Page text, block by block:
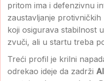
pritom ima i defenzivnu
zaustavljanje
koji osigurava stabilnost
zvuči, ali u startu treba
Treći profil je krilni
odrekao ideje da zadrži